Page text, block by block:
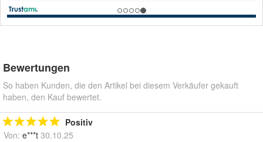
Bewertungen
So haben Kunden, die den Artikel bei diesem Verkäufer gekauft
haben, den Kauf bewertet.
Positiv
Von: e***t 30.10.25